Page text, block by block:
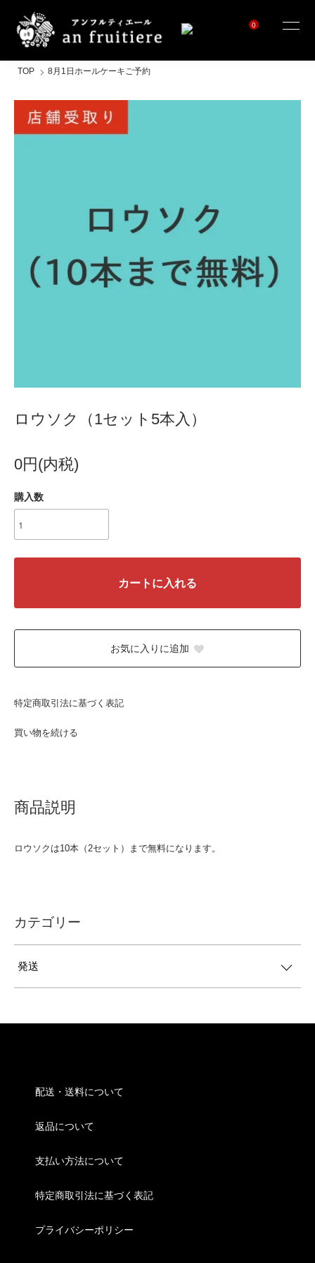
0
TOP 8月1日ホールケーキご予約
ロウソク（1セット5本入）
0円(内税)
購入数
カートに入れる
お気に入りに追加
特定商取引法に基づく表記
買い物を続ける
商品説明
ロウソクは10本（2セット）まで無料になります。
カテゴリー
発送
配送・送料について
返品について
支払い方法について
特定商取引法に基づく表記
プライバシーポリシー